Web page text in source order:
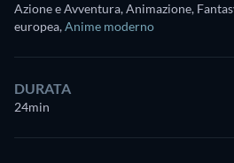
Azione e Avventura, Animazione,
europea,Anime moderno
DURATA
24min